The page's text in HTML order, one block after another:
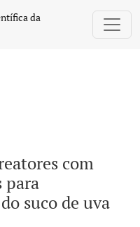
defletores
da
com
para
suco de uva